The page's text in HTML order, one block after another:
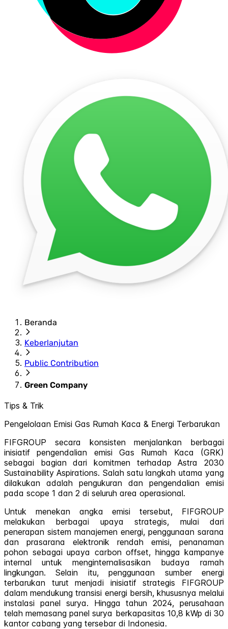
Beranda
Keberlanjutan
Public Contribution
Green Company
Tips & Trik
Pengelolaan Emisi Gas Rumah Kaca & Energi Terbarukan
FIFGROUP secara konsisten menjalankan berbagai
inisiatif pengendalian emisi Gas Rumah Kaca (GRK)
sebagai bagian dari komitmen terhadap Astra 2030
Sustainability Aspirations. Salah satu langkah utama yang
dilakukan adalah pengukuran dan pengendalian emisi
pada scope 1 dan 2 di seluruh area operasional.
Untuk menekan angka emisi tersebut, FIFGROUP
melakukan berbagai upaya strategis, mulai dari
penerapan sistem manajemen energi, penggunaan sarana
dan prasarana elektronik rendah emisi, penanaman
pohon sebagai upaya carbon offset, hingga kampanye
internal untuk menginternalisasikan budaya ramah
lingkungan. Selain itu, penggunaan sumber energi
terbarukan turut menjadi inisiatif strategis FIFGROUP
dalam mendukung transisi energi bersih, khususnya melalui
instalasi panel surya. Hingga tahun 2024, perusahaan
telah memasang panel surya berkapasitas 10,8 kWp di 30
kantor cabang yang tersebar di Indonesia.